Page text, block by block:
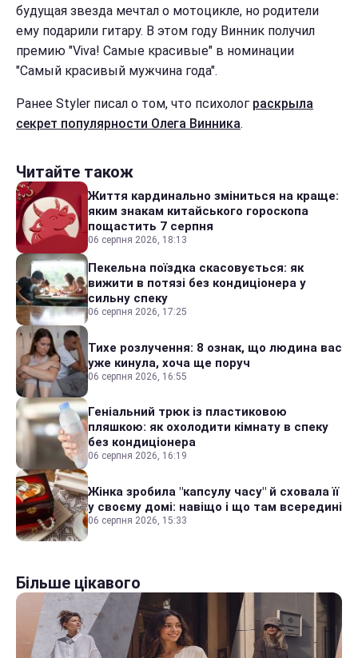
будущая звезда мечтал о мотоцикле, но родители
ему подарили гитару. В этом году Винник получил
премию "Viva! Самые красивые" в номинации
"Самый красивый мужчина года".
Ранее Styler писал о том, что психолог раскрыла
секрет популярности Олега Винника.
Читайте також
Життя кардинально зміниться на краще:
яким знакам китайського гороскопа
пощастить 7 серпня
06 серпня 2026, 18:13
Пекельна поїздка скасовується: як
вижити в потязі без кондиціонера у
сильну спеку
06 серпня 2026, 17:25
Тихе розлучення: 8 ознак, що людина вас
уже кинула, хоча ще поруч
06 серпня 2026, 16:55
Геніальний трюк із пластиковою
пляшкою: як охолодити кімнату в спеку
без кондиціонера
06 серпня 2026, 16:19
Жінка зробила "капсулу часу" й сховала її
у своєму домі: навіщо і що там всередині
06 серпня 2026, 15:33
Більше цікавого